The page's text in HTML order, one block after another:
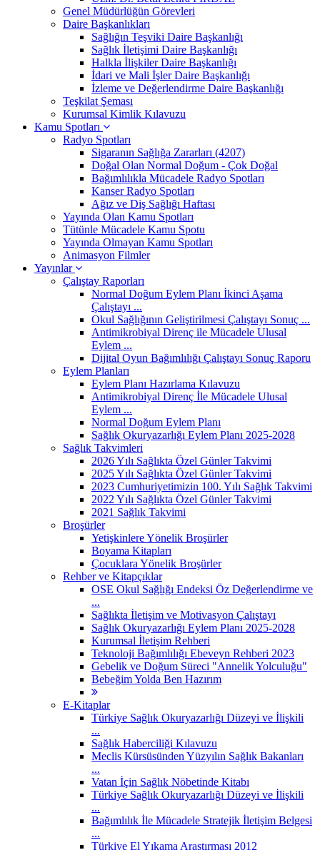
Genel Müdürlüğün Görevleri
Daire Başkanlıkları
Sağlığın Teşviki Daire Başkanlığı
Sağlık İletişimi Daire Başkanlığı
Halkla İlişkiler Daire Başkanlığı
İdari ve Mali İşler Daire Başkanlığı
İzleme ve Değerlendirme Daire Başkanlığı
Teşkilat Şeması
Kurumsal Kimlik Kılavuzu
Kamu Spotları
Radyo Spotları
Sigaranın Sağlığa Zararları (4207)
Doğal Olan Normal Doğum - Çok Doğal
Bağımlılıkla Mücadele Radyo Spotları
Kanser Radyo Spotları
Ağız ve Diş Sağlığı Haftası
Yayında Olan Kamu Spotları
Tütünle Mücadele Kamu Spotu
Yayında Olmayan Kamu Spotları
Animasyon Filmler
Yayınlar
Çalıştay Raporları
Normal Doğum Eylem Planı İkinci Aşama
Çalıştayı ...
Okul Sağlığının Geliştirilmesi Çalıştayı Sonuç ...
Antimikrobiyal Direnç ile Mücadele Ulusal
Eylem ...
Dijital Oyun Bağımlılığı Çalıştayı Sonuç Raporu
Eylem Planları
Eylem Planı Hazırlama Kılavuzu
Antimikrobiyal Direnç İle Mücadele Ulusal
Eylem ...
Normal Doğum Eylem Planı
Sağlık Okuryazarlığı Eylem Planı 2025-2028
Sağlık Takvimleri
2026 Yılı Sağlıkta Özel Günler Takvimi
2025 Yılı Sağlıkta Özel Günler Takvimi
2023 Cumhuriyetimizin 100. Yılı Sağlık Takvimi
2022 Yılı Sağlıkta Özel Günler Takvimi
2021 Sağlık Takvimi
Broşürler
Yetişkinlere Yönelik Broşürler
Boyama Kitapları
Çocuklara Yönelik Broşürler
Rehber ve Kitapçıklar
OSE Okul Sağlığı Endeksi Öz Değerlendirme ve
...
Sağlıkta İletişim ve Motivasyon Çalıştayı
Sağlık Okuryazarlığı Eylem Planı 2025-2028
Kurumsal İletişim Rehberi
Teknoloji Bağımlılığı Ebeveyn Rehberi 2023
Gebelik ve Doğum Süreci "Annelik Yolculuğu"
Bebeğim Yolda Ben Hazırım
E-Kitaplar
Türkiye Sağlık Okuryazarlığı Düzeyi ve İlişkili
...
Sağlık Haberciliği Kılavuzu
Meclis Kürsüsünden Yüzyılın Sağlık Bakanları
...
Vatan İçin Sağlık Nöbetinde Kitabı
Türkiye Sağlık Okuryazarlığı Düzeyi ve İlişkili
...
Bağımlılık İle Mücadele Stratejik İletişim Belgesi
...
Türkiye El Yıkama Araştırması 2012